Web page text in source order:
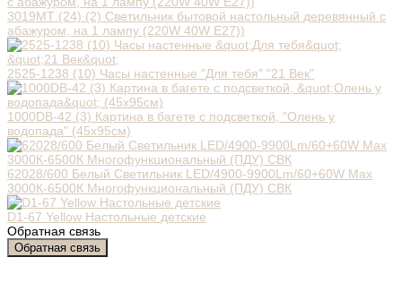
3019МТ (24) (2) Светильник бытовой настольный деревянный с
абажуром, на 1 лампу (220W 40W E27))
2525-1238 (10) Часы настенные "Для тебя" "21 Век"
1000DB-42 (3) Картина в багете с подсветкой, "Олень у
водопада" (45х95см)
62028/600 Белый Светильник LED/4900-9900Lm/60+60W Max
3000К-6500К Многофункциональный (ПДУ) СВК
D1-67 Yellow Настольные детские
Обратная связь
Обратная связь